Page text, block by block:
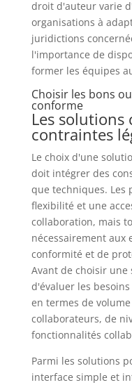
droit d'auteur varie
organisations à
juridictions
l'importance de
former les équipes
Choisir les bons
conforme
Les solutions
contraintes
Le choix d'une
doit intégrer des
que techniques. Les
flexibilité et une
collaboration, mais
nécessairement aux
conformité et de
Avant de choisir
d'évaluer les
en termes de
collaborateurs, de
fonctionnalités
Parmi les solutions
interface simple et